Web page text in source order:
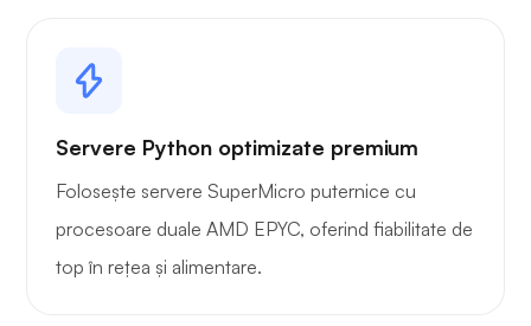
Servere Python optimizate premium
Folosește servere SuperMicro puternice cu
procesoare duale AMD EPYC, oferind fiabilitate de
top în rețea și alimentare.